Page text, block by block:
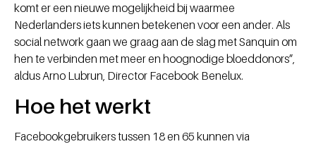
komt er een nieuwe mogelijkheid bij waarmee
Nederlanders iets kunnen betekenen voor een ander. Als
social network gaan we graag aan de slag met Sanquin om
hen te verbinden met meer en hoognodige bloeddonors”,
aldus Arno Lubrun, Director Facebook Benelux.
Hoe het werkt
Facebookgebruikers tussen 18 en 65 kunnen via